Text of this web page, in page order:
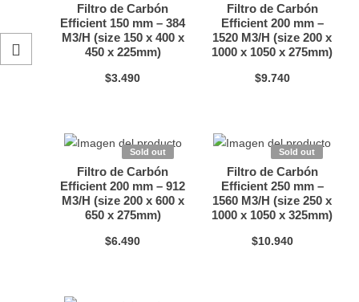
Toggle
Filtro de Carbón
Efficient 150 mm – 384
M3/H (size 150 x 400 x
450 x 225mm)
$3.490
Filtro de Carbón
Efficient 200 mm –
1520 M3/H (size 200 x
1000 x 1050 x 275mm)
$9.740
Sold out
Filtro de Carbón
Efficient 200 mm – 912
M3/H (size 200 x 600 x
650 x 275mm)
$6.490
Sold out
Filtro de Carbón
Efficient 250 mm –
1560 M3/H (size 250 x
1000 x 1050 x 325mm)
$10.940